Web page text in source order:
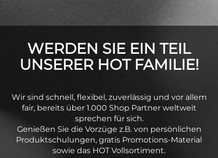
WERDEN SIE EIN TEIL
UNSERER HOT FAMILIE!
Wir sind schnell, flexibel, zuverlässig und vor allem
fair, bereits über 1.000 Shop Partner weltweit
sprechen für sich.
Genießen Sie die Vorzüge z.B. von persönlichen
Produktschulungen, gratis Promotions-Material
sowie das HOT Vollsortiment.